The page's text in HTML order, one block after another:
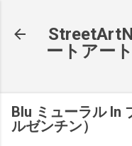
ートアー
Blu ミューラル In
ルゼンチン）